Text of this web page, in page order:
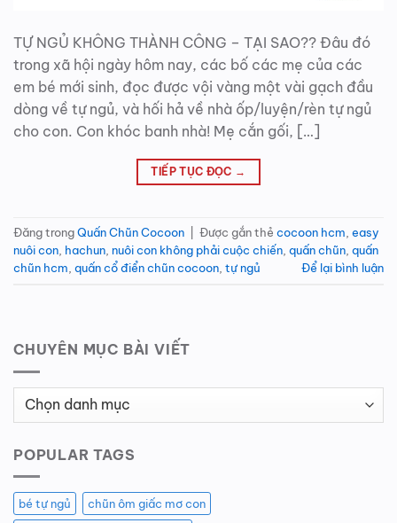
TỰ NGỦ KHÔNG THÀNH CÔNG – TẠI SAO?? Đâu đó
trong xã hội ngày hôm nay, các bố các mẹ của các
em bé mới sinh, đọc được vội vàng một vài gạch đầu
dòng về tự ngủ, và hối hả về nhà ốp/luyện/rèn tự ngủ
cho con. Con khóc banh nhà! Mẹ cắn gối, […]
TIẾP TỤC ĐỌC →
Đăng trongQuấn Chũn Cocoon Được gắn thẻ cocoon hcm, easy
nuôi con, hachun, nuôi con không phải cuộc chiến, quấn chũn, quấn
chũn hcm, quấn cổ điển chũn cocoon, tự ngủ Để lại bình luận
CHUYÊN MỤC BÀI VIẾT
Chuyên
Viết
POPULAR TAGS
bé tự ngủ
chũn ôm giấc mơ con